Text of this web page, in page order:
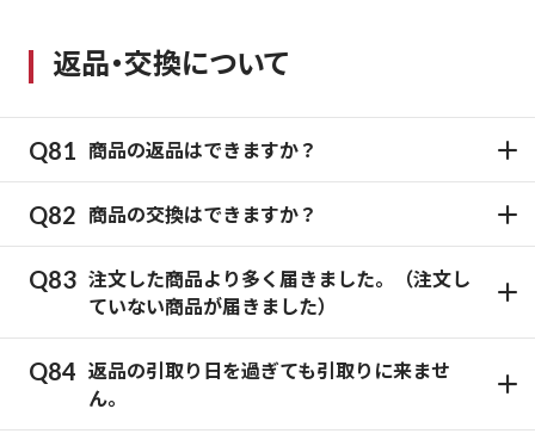
返品・交換について
商品の返品はできますか？
商品の交換はできますか？
注文した商品より多く届きました。（注文し
ていない商品が届きました）
返品の引取り日を過ぎても引取りに来ませ
ん。